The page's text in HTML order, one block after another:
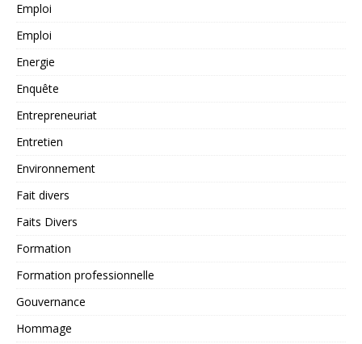
Emploi
Emploi
Energie
Enquête
Entrepreneuriat
Entretien
Environnement
Fait divers
Faits Divers
Formation
Formation professionnelle
Gouvernance
Hommage